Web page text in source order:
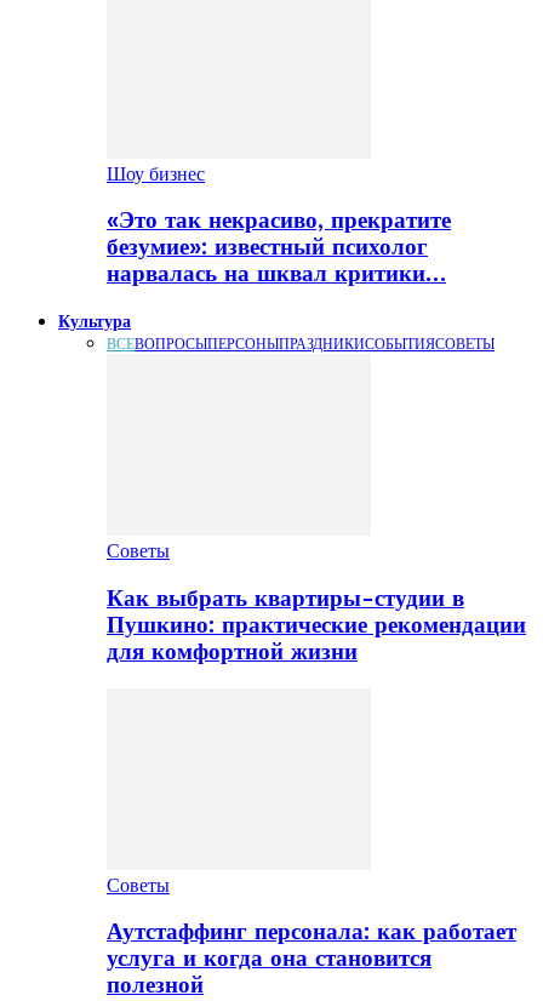
Шоу бизнес
«Это так некрасиво, прекратите
безумие»: известный психолог
нарвалась на шквал критики…
Культура
ВСЕВОПРОСЫПЕРСОНЫПРАЗДНИКИСОБЫТИЯСОВЕТЫ
Советы
Как выбрать квартиры-студии в
Пушкино: практические рекомендации
для комфортной жизни
Советы
Аутстаффинг персонала: как работает
услуга и когда она становится
полезной